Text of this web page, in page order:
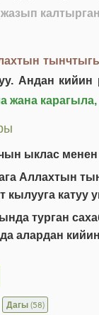
Андан кийин
жана
ыклас менен
Аллахтын
кылууга катуу
турган
алардан
Дагы(58)